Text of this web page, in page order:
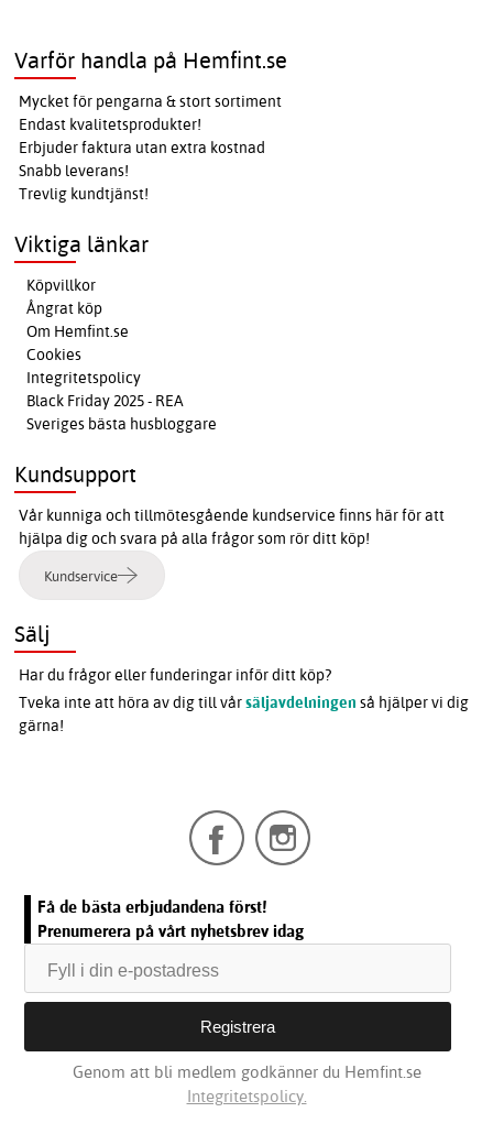
Varför handla på Hemfint.se
Mycket för pengarna & stort sortiment
Endast kvalitetsprodukter!
Erbjuder faktura utan extra kostnad
Snabb leverans!
Trevlig kundtjänst!
Viktiga länkar
Köpvillkor
Ångrat köp
Om Hemfint.se
Cookies
Integritetspolicy
Black Friday 2025 - REA
Sveriges bästa husbloggare
Kundsupport
Vår kunniga och tillmötesgående kundservice finns här för att
hjälpa dig och svara på alla frågor som rör ditt köp!
Kundservice
Sälj
Har du frågor eller funderingar inför ditt köp?
Tveka inte att höra av dig till vårsäljavdelningen så hjälper vi dig
gärna!
Få de bästa erbjudandena först!
Prenumerera på vårt nyhetsbrev idag
Genom att bli medlem godkänner du Hemfint.se
Integritetspolicy.